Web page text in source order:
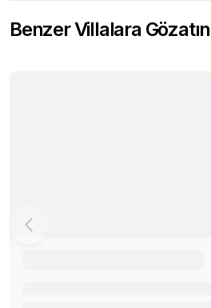
Benzer Villalara Gözatın